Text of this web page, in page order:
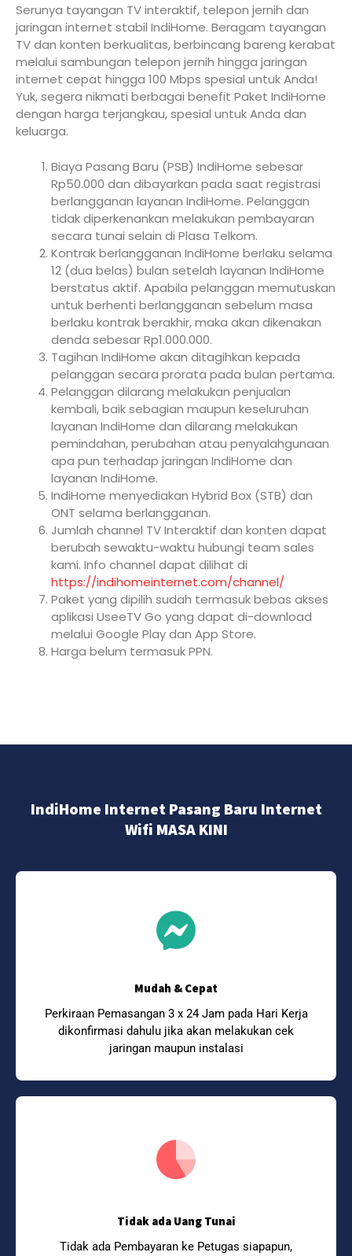
Serunya tayangan TV interaktif, telepon jernih dan
jaringan internet stabil IndiHome. Beragam tayangan
TV dan konten berkualitas, berbincang bareng kerabat
melalui sambungan telepon jernih hingga jaringan
internet cepat hingga 100 Mbps spesial untuk Anda!
Yuk, segera nikmati berbagai benefit Paket IndiHome
dengan harga terjangkau, spesial untuk Anda dan
keluarga.
Biaya Pasang Baru (PSB) IndiHome sebesar
Rp50.000 dan dibayarkan pada saat registrasi
berlangganan layanan IndiHome. Pelanggan
tidak diperkenankan melakukan pembayaran
secara tunai selain di Plasa Telkom.
Kontrak berlangganan IndiHome berlaku selama
12 (dua belas) bulan setelah layanan IndiHome
berstatus aktif. Apabila pelanggan memutuskan
untuk berhenti berlangganan sebelum masa
berlaku kontrak berakhir, maka akan dikenakan
denda sebesar Rp1.000.000.
Tagihan IndiHome akan ditagihkan kepada
pelanggan secara prorata pada bulan pertama.
Pelanggan dilarang melakukan penjualan
kembali, baik sebagian maupun keseluruhan
layanan IndiHome dan dilarang melakukan
pemindahan, perubahan atau penyalahgunaan
apa pun terhadap jaringan IndiHome dan
layanan IndiHome.
IndiHome menyediakan Hybrid Box (STB) dan
ONT selama berlangganan.
Jumlah channel TV Interaktif dan konten dapat
berubah sewaktu-waktu hubungi team sales
kami. Info channel dapat dilihat di
https://indihomeinternet.com/channel/
Paket yang dipilih sudah termasuk bebas akses
aplikasi UseeTV Go yang dapat di-download
melalui Google Play dan App Store.
Harga belum termasuk PPN.
IndiHome Internet Pasang Baru Internet
Wifi MASA KINI
Mudah & Cepat
Perkiraan Pemasangan 3 x 24 Jam pada Hari Kerja
dikonfirmasi dahulu jika akan melakukan cek
jaringan maupun instalasi
Tidak ada Uang Tunai
Tidak ada Pembayaran ke Petugas siapapun,